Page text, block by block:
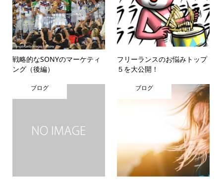
戦略的なSONYのマーケティ
ング（後編）
フリーランスのお悩みトップ
５を大公開！
ブログ ブログ